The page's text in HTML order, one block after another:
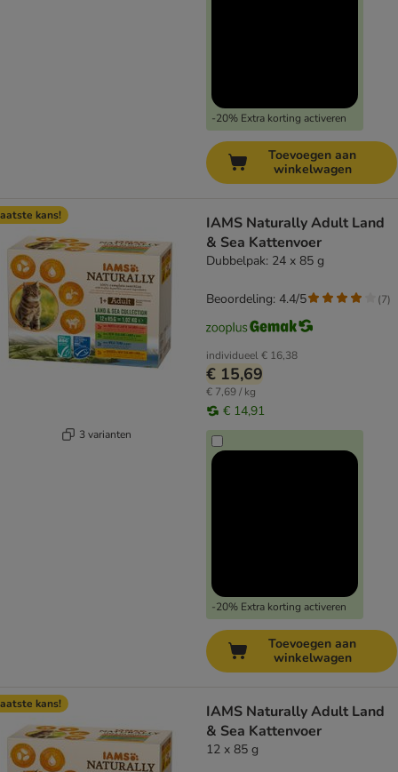
-20% Extra korting activeren
Toevoegen aan
winkelwagen
kans!
3 varianten
IAMS Naturally Adult Land
& Sea Kattenvoer
Dubbelpak: 24 x 85 g
individueel€ 16,38
€ 15,69
€ 7,69 / kg
€ 14,91
-20% Extra korting activeren
Beoordeling: 4.4/5 (7)
Toevoegen aan
winkelwagen
kans!
IAMS Naturally Adult Land
& Sea Kattenvoer
12 x 85 g